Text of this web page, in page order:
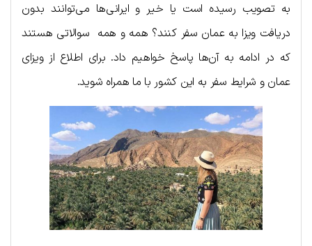
به تصویب رسیده است یا خیر و ایرانی‌ها می‌توانند بدون
دریافت ویزا به عمان سفر کنند؟ همه و همه سوالاتی هستند
که در ادامه به آن‌ها پاسخ خواهیم داد. برای اطلاع از ویزای
عمان و شرایط سفر به این کشور با ما همراه شوید.